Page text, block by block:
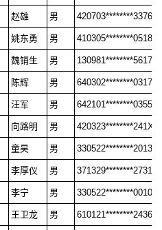
赵雄 男 420703********3376
姚东勇 男 410305********0518
魏销生 男 130981********5617
陈辉 男 640302********0317
汪军 男 642101********0355
向路明 男 420323********241X
童昊 男 330522********2013
李厚仪 男 371329********2731
李宁 男 330522********0010
王卫龙 男 610121********2436